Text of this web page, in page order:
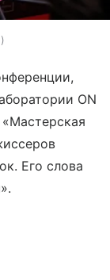
ON
Его слова